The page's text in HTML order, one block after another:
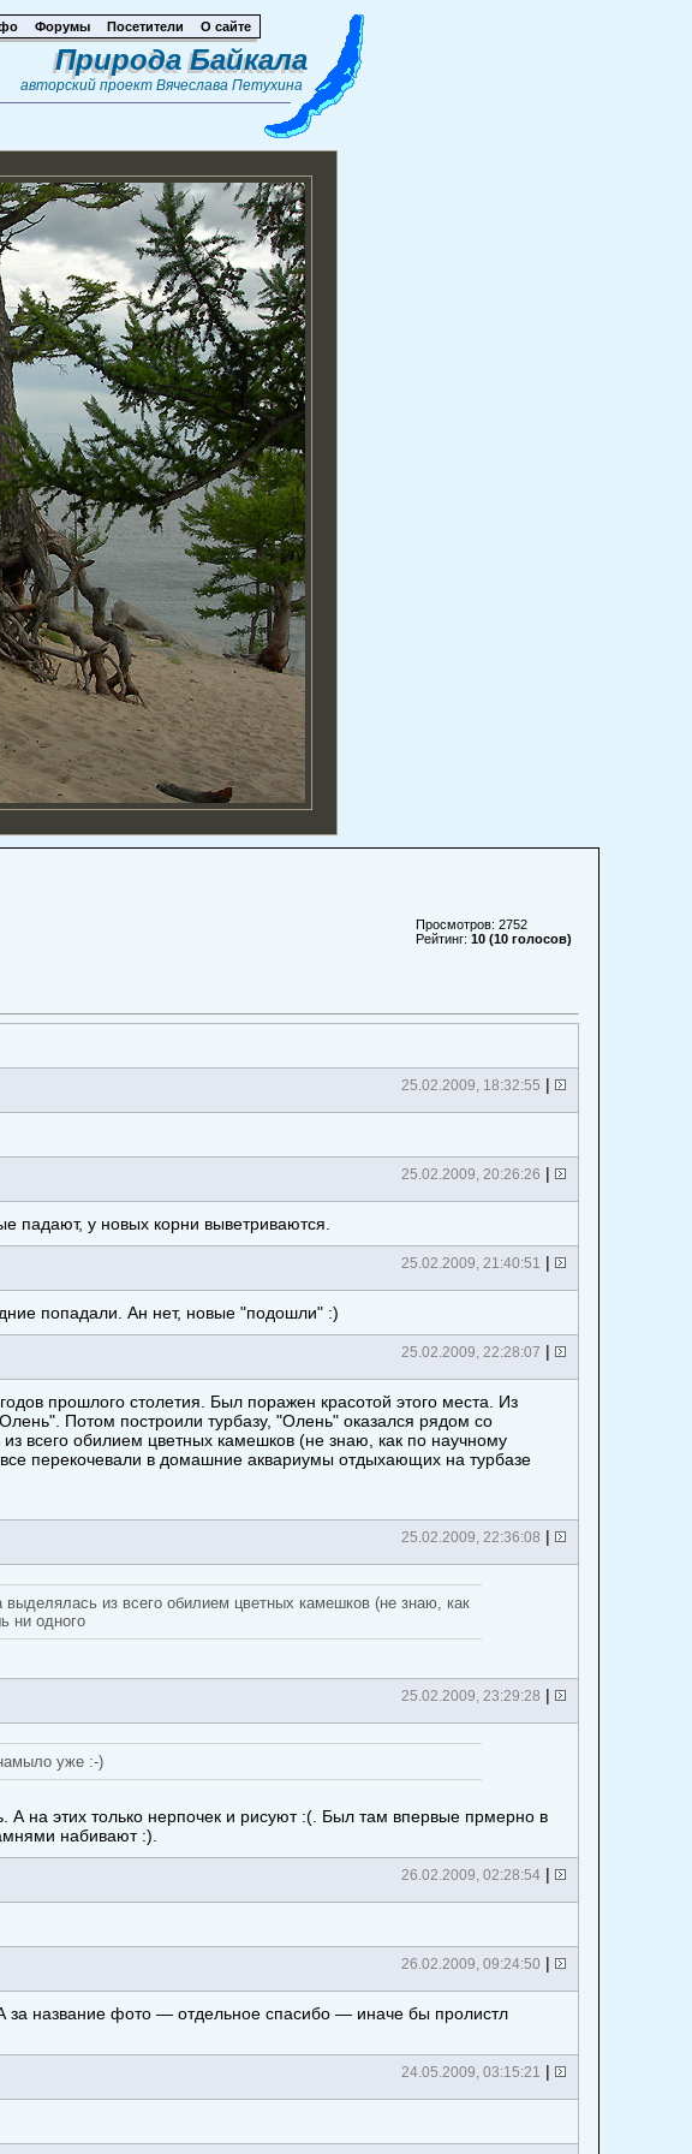
Форумы Посетители О сайте
Природа Байкала
авторский проект Вячеслава Петухина
Просмотров: 2752
Рейтинг: 10 (10 голосов)
25.02.2009, 18:32:55 |
25.02.2009, 20:26:26 |
падают, у новых корни выветриваются.
25.02.2009, 21:40:51 |
попадали. Ан нет, новые "подошли" :)
25.02.2009, 22:28:07 |
прошлого столетия. Был поражен красотой этого места. Из
Потом построили турбазу, "Олень" оказался рядом со
всего обилием цветных камешков (не знаю, как по научному
перекочевали в домашние аквариумы отдыхающих на турбазе
25.02.2009, 22:36:08 |
из всего обилием цветных камешков (не знаю, как
ни одного
25.02.2009, 23:29:28 |
уже :-)
на этих только нерпочек и рисуют :(. Был там впервые прмерно в
набивают :).
26.02.2009, 02:28:54 |
26.02.2009, 09:24:50 |
за название фото — отдельное спасибо — иначе бы пролистл
24.05.2009, 03:15:21 |